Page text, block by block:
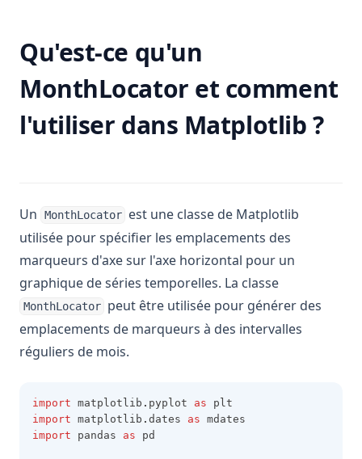
Qu'est-ce qu'un
MonthLocator et comment
l'utiliser dans Matplotlib ?
Un MonthLocator est une classe de Matplotlib
utilisée pour spécifier les emplacements des
marqueurs d'axe sur l'axe horizontal pour un
graphique de séries temporelles. La classe
MonthLocator peut être utilisée pour générer des
emplacements de marqueurs à des intervalles
réguliers de mois.
import matplotlib . pyplot as plt
import matplotlib . dates as mdates
import pandas as pd